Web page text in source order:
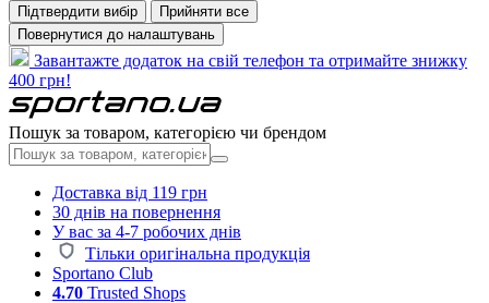
Підтвердити вибір
Прийняти все
Повернутися до налаштувань
Завантажте додаток на свій телефон та отримайте знижку
400 грн!
Пошук за товаром, категорією чи брендом
Доставка від 119 грн
30 днів на повернення
У вас за 4-7 робочих днів
Тільки оригінальна продукція
Sportano Club
4.70 Trusted Shops